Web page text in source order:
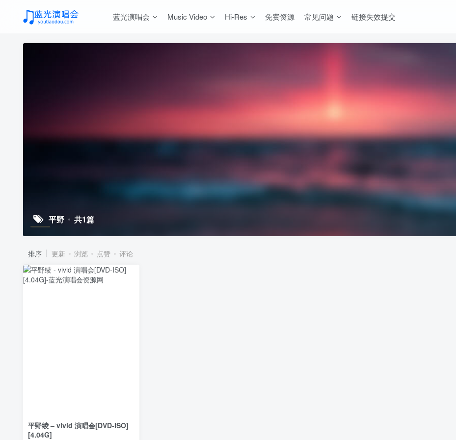
蓝光演唱会 Music Video Hi-Res 免费资源 常见问题 链接失效提交
平野 共1篇
排序 更新 浏览 点赞 评论
平野绫 – vivid 演唱会[DVD-ISO]
[4.04G]